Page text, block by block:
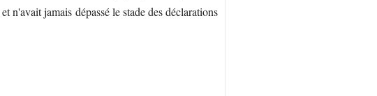
n'avait jamais dépassé le stade des déclarations